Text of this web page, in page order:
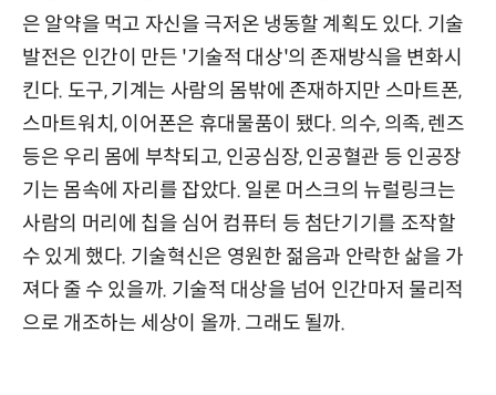
은 알약을 먹고 자신을 극저온 냉동할 계획도 있다. 기술
발전은 인간이 만든 '기술적 대상'의 존재방식을 변화시
킨다. 도구, 기계는 사람의 몸밖에 존재하지만 스마트폰,
스마트워치, 이어폰은 휴대물품이 됐다. 의수, 의족, 렌즈
등은 우리 몸에 부착되고, 인공심장, 인공혈관 등 인공장
기는 몸속에 자리를 잡았다. 일론 머스크의 뉴럴링크는
사람의 머리에 칩을 심어 컴퓨터 등 첨단기기를 조작할
수 있게 했다. 기술혁신은 영원한 젊음과 안락한 삶을 가
져다 줄 수 있을까. 기술적 대상을 넘어 인간마저 물리적
으로 개조하는 세상이 올까. 그래도 될까.